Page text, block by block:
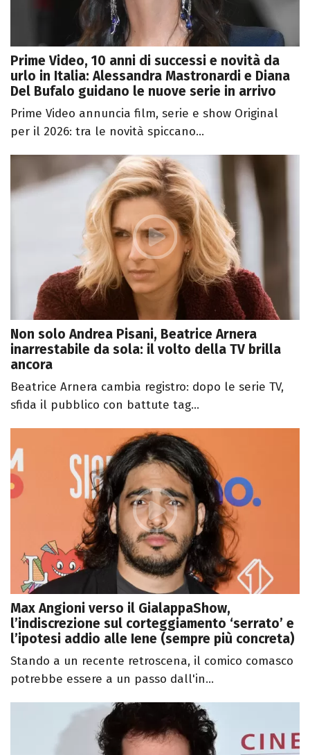
Prime Video, 10 anni di successi e novità da
urlo in Italia: Alessandra Mastronardi e Diana
Del Bufalo guidano le nuove serie in arrivo
Prime Video annuncia film, serie e show Original
per il 2026: tra le novità spiccano...
Non solo Andrea Pisani, Beatrice Arnera
inarrestabile da sola: il volto della TV brilla
ancora
Beatrice Arnera cambia registro: dopo le serie TV,
sfida il pubblico con battute tag...
Max Angioni verso il GialappaShow,
l’indiscrezione sul corteggiamento ‘serrato’ e
l’ipotesi addio alle Iene (sempre più concreta)
Stando a un recente retroscena, il comico comasco
potrebbe essere a un passo dall'in...